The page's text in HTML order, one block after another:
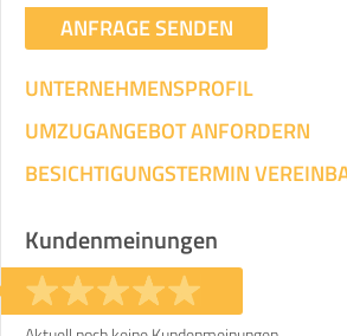
ANFRAGE SENDEN
UNTERNEHMENSPROFIL
UMZUGANGEBOT ANFORDERN
BESICHTIGUNGSTERMIN
Kundenmeinungen